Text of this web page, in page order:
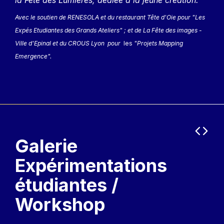
Avec le soutien de RENESOLA et du restaurant Tête d'Oie pour "Les
Expés Etudiantes des Grands Ateliers" ; et de La Fête des images -
Ville d'Epinal et du CROUS Lyon pour les "Projets Mapping
Emergence".
Galerie
Expérimentations
étudiantes /
Workshop